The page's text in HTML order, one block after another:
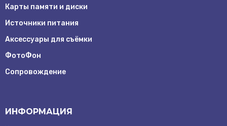
Карты памяти и диски
Источники питания
Аксессуары для съёмки
ФотоФон
Сопровождение
ИНФОРМАЦИЯ